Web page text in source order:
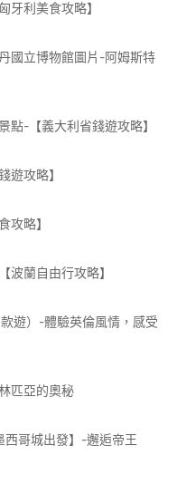
牙利美食攻略】
國立博物館圖片-阿姆斯特
點-【義大利省錢遊攻略】
遊攻略】
攻略】
波蘭自由行攻略】
遊）-體驗英倫風情，感受
匹亞的奧秘
西哥城出發】-邂逅帝王